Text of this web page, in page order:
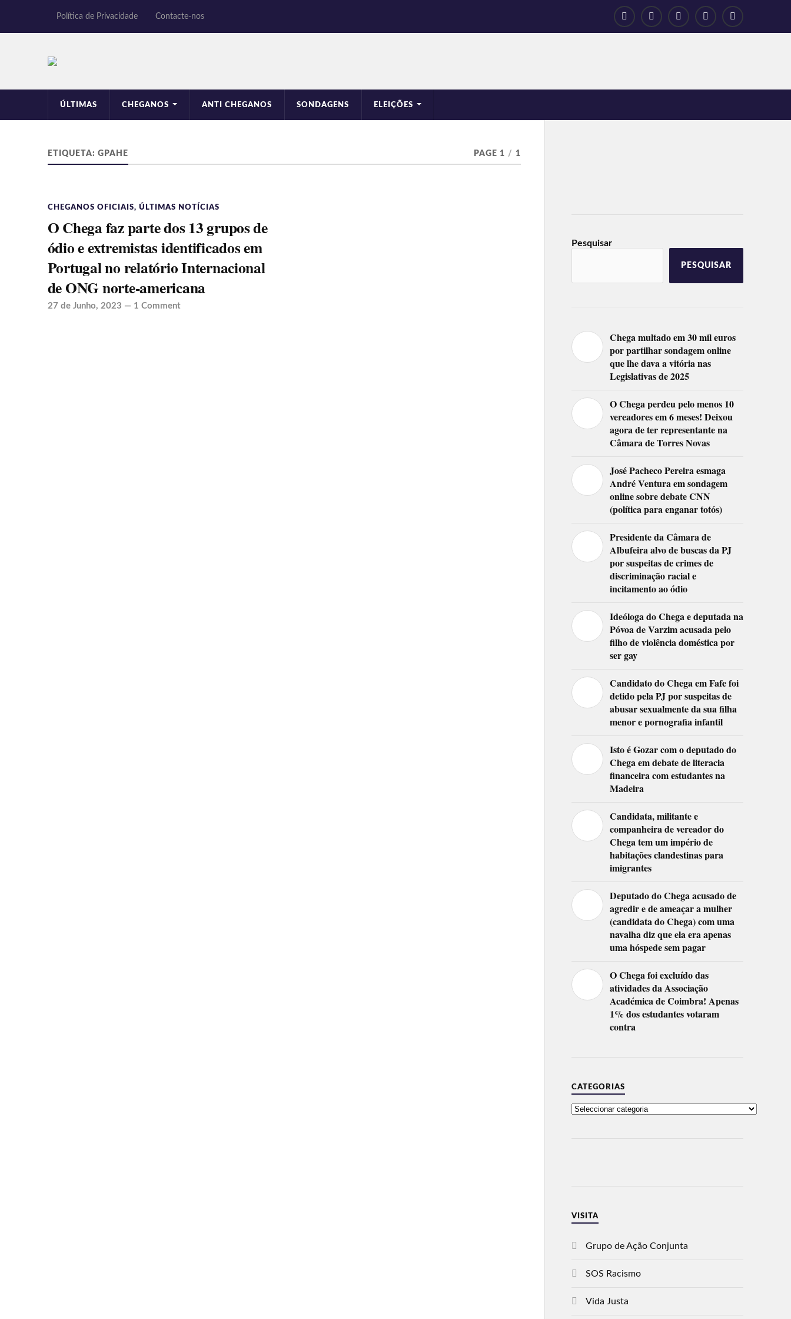
Política de Privacidade Contacte-nos
ÚLTIMAS CHEGANOS ANTI CHEGANOS SONDAGENS ELEIÇÕES
ETIQUETA: GPAHE PAGE 1 / 1
CHEGANOS OFICIAIS, ÚLTIMAS NOTÍCIAS
O Chega faz parte dos 13 grupos de
ódio e extremistas identificados em
Portugal no relatório Internacional
de ONG norte-americana
27 de Junho, 2023 — 1 Comment
Pesquisar
PESQUISAR
Chega multado em 30 mil euros
por partilhar sondagem online
que lhe dava a vitória nas
Legislativas de 2025
O Chega perdeu pelo menos 10
vereadores em 6 meses! Deixou
agora de ter representante na
Câmara de Torres Novas
José Pacheco Pereira esmaga
André Ventura em sondagem
online sobre debate CNN
(política para enganar totós)
Presidente da Câmara de
Albufeira alvo de buscas da PJ
por suspeitas de crimes de
discriminação racial e
incitamento ao ódio
Ideóloga do Chega e deputada na
Póvoa de Varzim acusada pelo
filho de violência doméstica por
ser gay
Candidato do Chega em Fafe foi
detido pela PJ por suspeitas de
abusar sexualmente da sua filha
menor e pornografia infantil
Isto é Gozar com o deputado do
Chega em debate de literacia
financeira com estudantes na
Madeira
Candidata, militante e
companheira de vereador do
Chega tem um império de
habitações clandestinas para
imigrantes
Deputado do Chega acusado de
agredir e de ameaçar a mulher
(candidata do Chega) com uma
navalha diz que ela era apenas
uma hóspede sem pagar
O Chega foi excluído das
atividades da Associação
Académica de Coimbra! Apenas
1% dos estudantes votaram
contra
CATEGORIAS
VISITA
Grupo de Ação Conjunta
SOS Racismo
Vida Justa